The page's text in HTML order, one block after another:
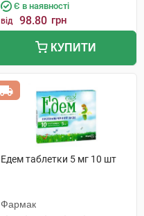
Є в наявності
від 98.80 грн
КУПИТИ
Едем таблетки 5 мг 10 шт
Фармак